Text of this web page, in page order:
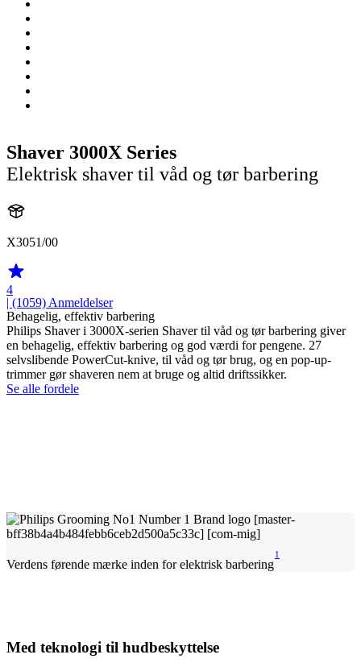
Shaver 3000X Series
Elektrisk shaver til våd og tør barbering
X3051/00
4
| (1059) Anmeldelser
Behagelig, effektiv barbering
Philips Shaver i 3000X-serien Shaver til våd og tør barbering giver
en behagelig, effektiv barbering og god værdi for pengene. 27
selvslibende PowerCut-knive, til våd og tør brug, og en pop-up-
trimmer gør shaveren nem at bruge og altid driftssikker.
Se alle fordele
Verdens førende mærke inden for elektrisk barbering
1
Med teknologi til hudbeskyttelse